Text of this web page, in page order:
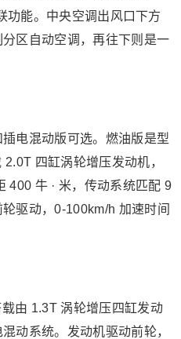
功能。中央空调出风口下方
区自动空调，再往下则是一
电混动版可选。燃油版是型
四缸涡轮增压发动机，
400 牛 · 米，传动系统匹配 9
驱动，0-100km/h 加速时间
由 1.3T 涡轮增压四缸发动
动系统。发动机驱动前轮，